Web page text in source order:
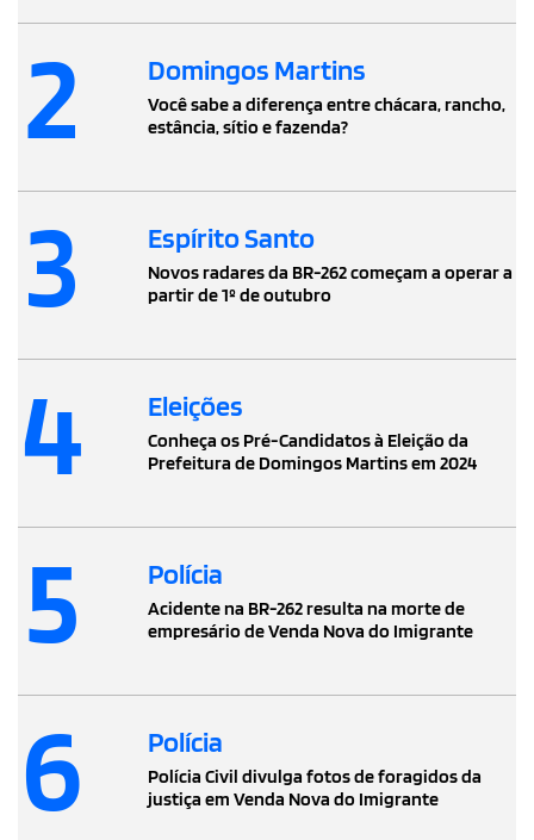
2 Domingos Martins
Você sabe a diferença entre chácara, rancho,
estância, sítio e fazenda?
3 Espírito Santo
Novos radares da BR-262 começam a operar a
partir de 1º de outubro
4 Eleições
Conheça os Pré-Candidatos à Eleição da
Prefeitura de Domingos Martins em 2024
5 Polícia
Acidente na BR-262 resulta na morte de
empresário de Venda Nova do Imigrante
6 Polícia
Polícia Civil divulga fotos de foragidos da
justiça em Venda Nova do Imigrante